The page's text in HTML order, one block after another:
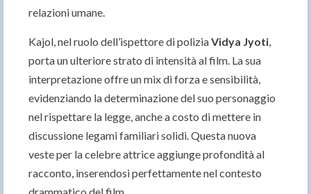
relazioni umane.
Kajol, nel ruolo dell’ispettore di poliziaVidya Jyoti
porta un ulteriore strato di intensità al film. La sua
interpretazione offre un mix di forza e sensibilità,
evidenziando la determinazione del suo personaggio
nel rispettare la legge, anche a costo di mettere in
discussione legami familiari solidi. Questa nuova
veste per la celebre attrice aggiunge profondità al
racconto, inserendosi perfettamente nel contesto
drammatico del film.